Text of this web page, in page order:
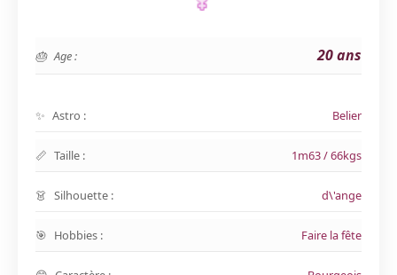
Age : 20 ans
Astro : Belier
Taille : 1m63 / 66kgs
Silhouette : d\'ange
Hobbies : Faire la fête